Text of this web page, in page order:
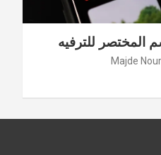
المختصر للترفيه
Majde